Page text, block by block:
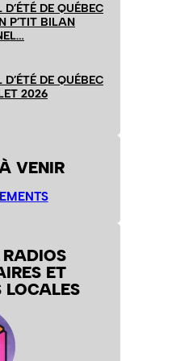
D’ÉTÉ DE QUÉBEC
P’TIT BILAN
D’ÉTÉ DE QUÉBEC
2026
VENIR
ET
LOCALES